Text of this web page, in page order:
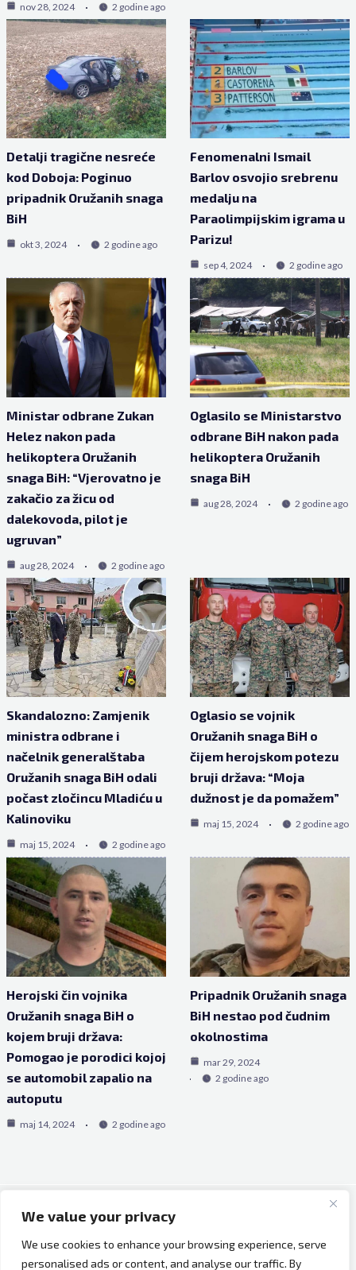
We value your privacy
We use cookies to enhance your browsing experience, serve
personalised ads or content, and analyse our traffic. By
nov 28, 2024 2 godine ago
Detalji tragične nesreće
kod Doboja: Poginuo
pripadnik Oružanih snaga
BiH
okt 3, 2024 2 godine ago
Fenomenalni Ismail
Barlov osvojio srebrenu
medalju na
Paraolimpijskim igrama u
Parizu!
sep 4, 2024 2 godine ago
Ministar odbrane Zukan
Helez nakon pada
helikoptera Oružanih
snaga BiH: “Vjerovatno je
zakačio za žicu od
dalekovoda, pilot je
ugruvan”
aug 28, 2024 2 godine ago
Oglasilo se Ministarstvo
odbrane BiH nakon pada
helikoptera Oružanih
snaga BiH
aug 28, 2024 2 godine ago
Skandalozno: Zamjenik
ministra odbrane i
načelnik generalštaba
Oružanih snaga BiH odali
počast zločincu Mladiću u
Kalinoviku
maj 15, 2024 2 godine ago
Oglasio se vojnik
Oružanih snaga BiH o
čijem herojskom potezu
bruji država: “Moja
dužnost je da pomažem”
maj 15, 2024 2 godine ago
Herojski čin vojnika
Oružanih snaga BiH o
kojem bruji država:
Pomogao je porodici kojoj
se automobil zapalio na
autoputu
maj 14, 2024 2 godine ago
Pripadnik Oružanih snaga
BiH nestao pod čudnim
okolnostima
mar 29, 2024
2 godine ago
Copyright © 2026 Bh Dijaspora.
O nama